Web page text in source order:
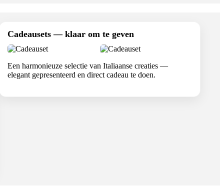
Cadeausets — klaar om te geven
Een harmonieuze selectie van Italiaanse creaties —
elegant gepresenteerd en direct cadeau te doen.